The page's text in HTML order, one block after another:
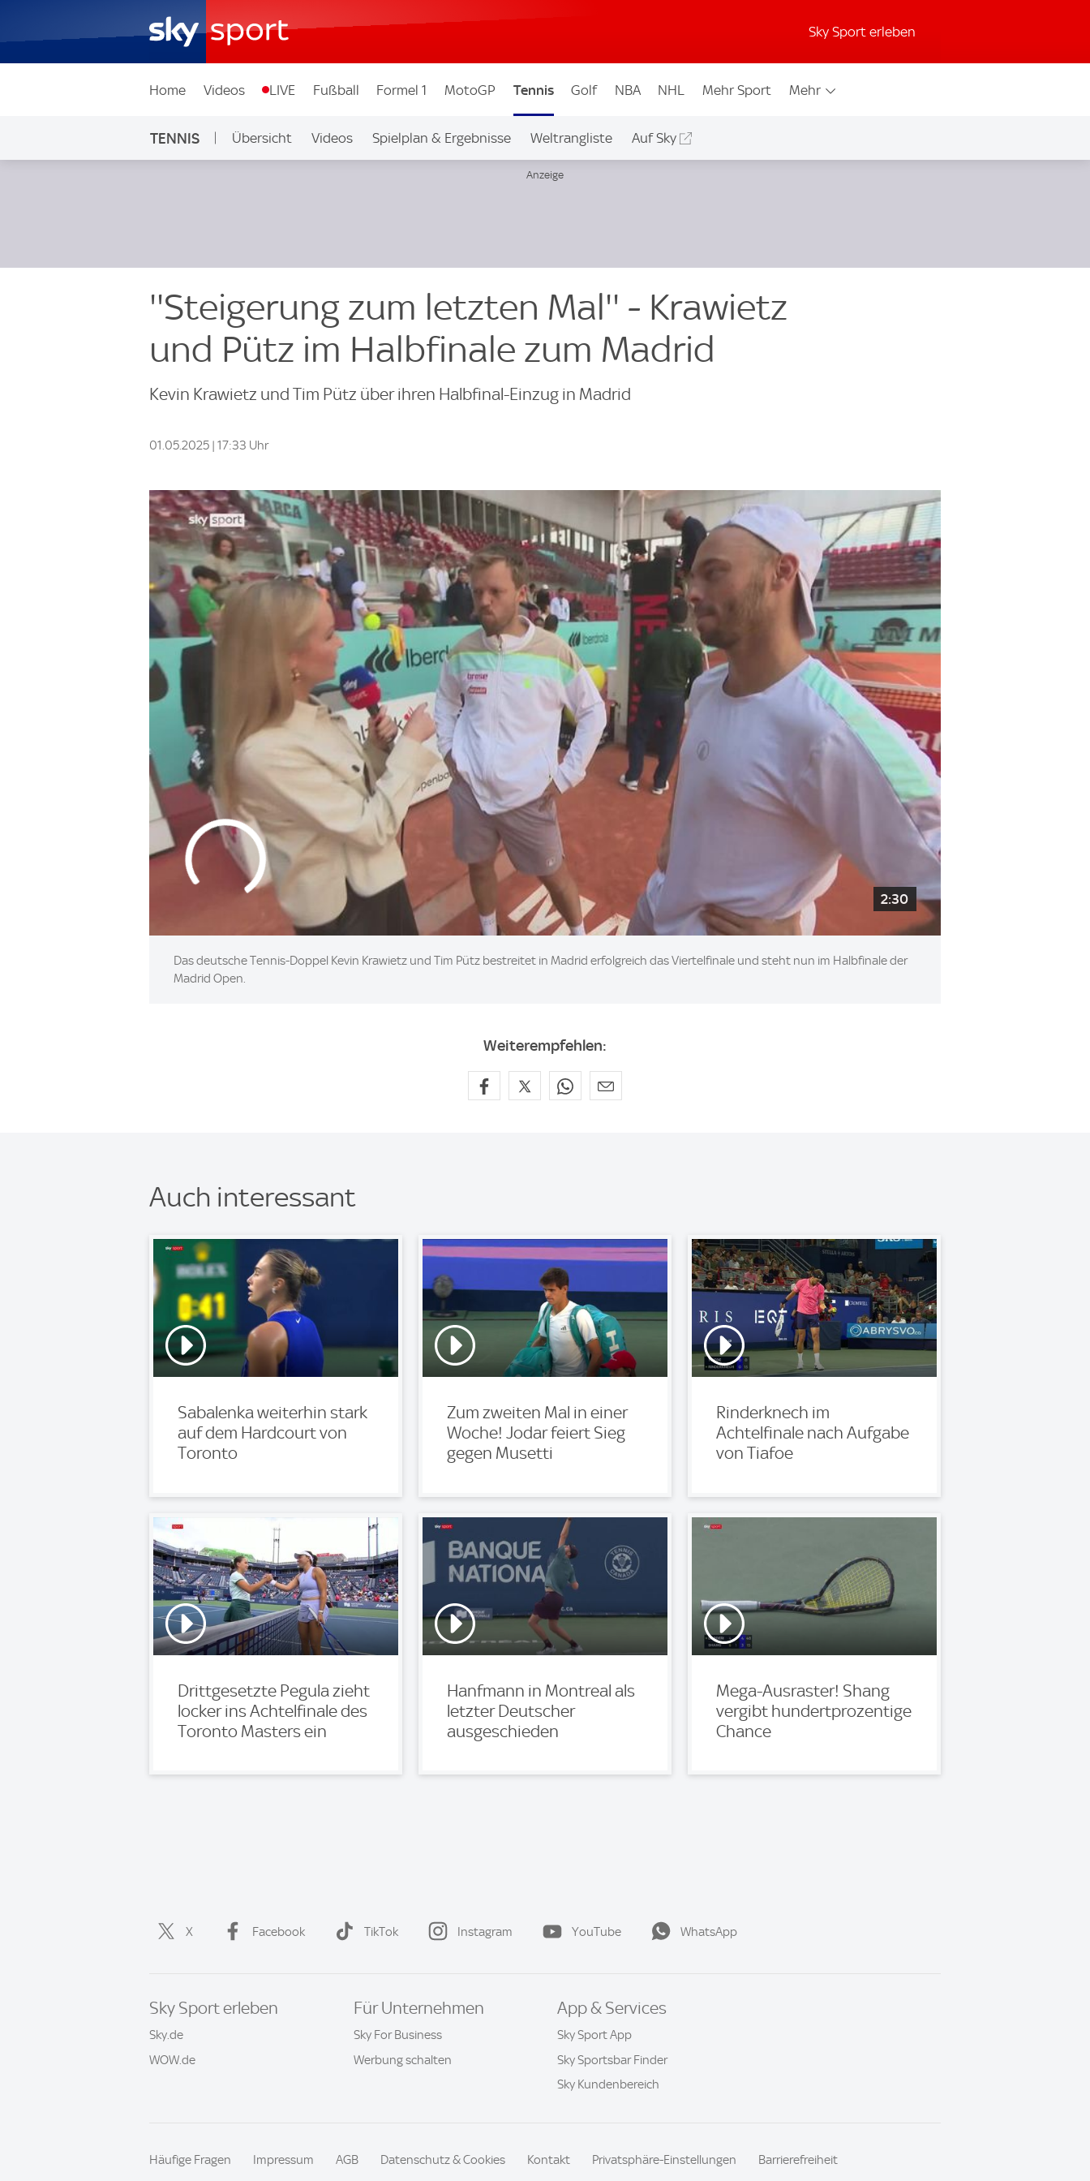
Sky Sport erleben
Home Videos LIVE Fußball Formel 1 MotoGP Tennis Golf NBA NHL Mehr Sport Mehr
TENNIS Übersicht Videos Spielplan & Ergebnisse Weltrangliste Auf Sky
''Steigerung zum letzten Mal'' - Krawietz
und Pütz im Halbfinale zum Madrid
Kevin Krawietz und Tim Pütz über ihren Halbfinal-Einzug in Madrid
01.05.2025 | 17:33 Uhr
2:30
Das deutsche Tennis-Doppel Kevin Krawietz und Tim Pütz bestreitet in Madrid erfolgreich das Viertelfinale und steht nun im Halbfinale der
Madrid Open.
Weiterempfehlen:
Auch interessant
Sabalenka weiterhin stark
auf dem Hardcourt von
Toronto
Zum zweiten Mal in einer
Woche! Jodar feiert Sieg
gegen Musetti
Rinderknech im
Achtelfinale nach Aufgabe
von Tiafoe
Drittgesetzte Pegula zieht
locker ins Achtelfinale des
Toronto Masters ein
Hanfmann in Montreal als
letzter Deutscher
ausgeschieden
Mega-Ausraster! Shang
vergibt hundertprozentige
Chance
X Facebook TikTok Instagram YouTube WhatsApp
Sky Sport erleben
Sky.de
WOW.de
Für Unternehmen
Sky For Business
Werbung schalten
App & Services
Sky Sport App
Sky Sportsbar Finder
Sky Kundenbereich
Häufige Fragen Impressum AGB Datenschutz & Cookies Kontakt Privatsphäre-Einstellungen Barrierefreiheit